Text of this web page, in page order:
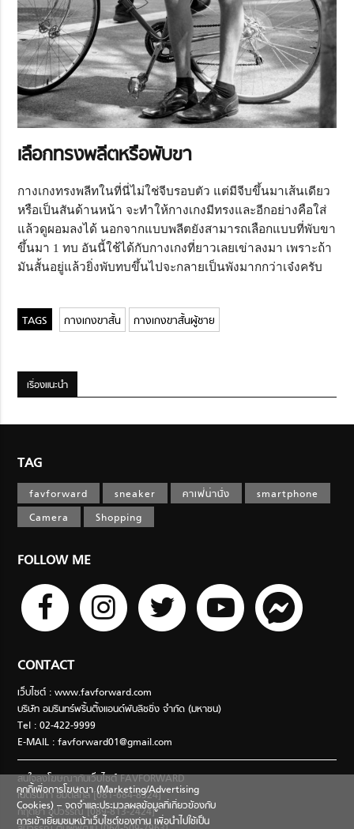
เลือกทรงพลีตหรือพับขา
กางเกงทรงพลีทในที่นี่ไม่ใช่จีบรอบตัว แต่มีจีบขึ้นมาเส้นเดียว
หรือเป็นสันด้านหน้า จะทำให้กางเกงมีทรงและอีกอย่างคือใส่
แล้วดูผอมลงได้ นอกจากแบบพลีตยังสามารถเลือกแบบที่พับขา
ขึ้นมา 1 ทบ อันนี้ใช้ได้กับกางเกงที่ยาวเลยเข่าลงมา เพราะถ้า
มันสั้นอยู่แล้วยิ่งพับทบขึ้นไปจะกลายเป็นพังมากกว่าเจ๋งครับ
กางเกงขาสั้น กางเกงขาสั้นผู้ชาย
เรื่องแนะนำ
TAG
favforward sneaker คาเฟ่น่านั่ง
smartphone
Camera
Shopping
FOLLOW ME
CONTACT
เว็บไซต์ : www.favforward.com
บริษัท อมรินทร์พริ้นติ้งแอนด์พับลิชชิ่ง จำกัด (มหาชน)
Tel : 02-422-9999
E-MAIL :favforward01@gmail.com
สนใจลงโฆษณากับเว็บไซต์ FAVFORWARD
เนตรนภา อมตสกุล [081-684-8324]
กฤตยา อุปวรรณ [089-813-2424]
คุกกี้เพื่อการโฆษณา (Marketing/Advertising
Cookies) – จดจำและประมวลผลข้อมูลที่เกี่ยวข้องกับ
การเข้าเยี่ยมชมหน้าเว็บไซต์ของท่าน เพื่อนำไปใช้เป็น